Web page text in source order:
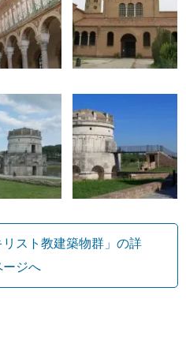
リスト教建築物群」の詳
ージへ